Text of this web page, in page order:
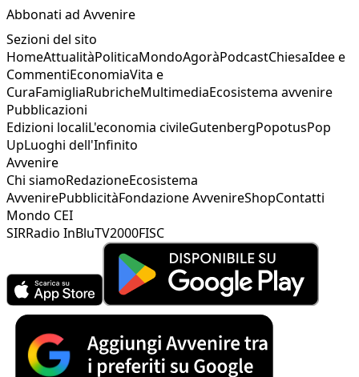
Abbonati ad Avvenire
Sezioni del sito
HomeAttualitàPoliticaMondoAgoràPodcastChiesaIdee e
CommentiEconomiaVita e
CuraFamigliaRubricheMultimediaEcosistema avvenire
Pubblicazioni
Edizioni localiL'economia civileGutenbergPopotusPop
UpLuoghi dell'Infinito
Avvenire
Chi siamoRedazioneEcosistema
AvvenirePubblicitàFondazione AvvenireShopContatti
Mondo CEI
SIRRadio InBluTV2000FISC